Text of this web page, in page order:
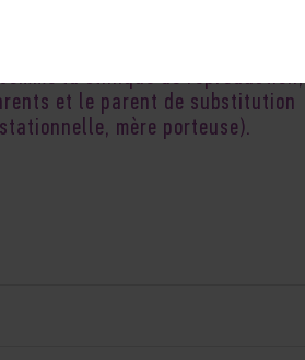
laclinique de reproduction,
et le parent de substitution
mère porteuse).